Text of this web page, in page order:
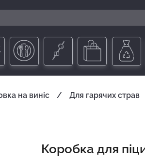
на виніс Для гарячих страв
Коробка для